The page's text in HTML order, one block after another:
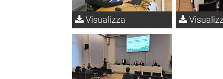
Visualizza